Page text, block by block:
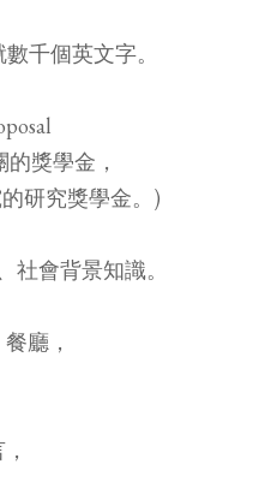
千個英文字。
獎學金，
研究獎學金。)
會背景知識。
廳，